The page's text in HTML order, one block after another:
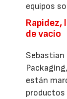
equipos
Rapidez,
de vacío
Sebastian
están
productos